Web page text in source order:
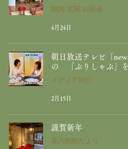
館内 玄関 お部屋
4月24日
朝日放送テレビ「
の 「ぶりしゃぶ」
メディア紹介
2月15日
謹賀新年
茶六別館だより